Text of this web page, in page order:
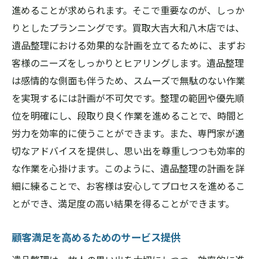
進めることが求められます。そこで重要なのが、しっか
りとしたプランニングです。買取大吉大和八木店では、
遺品整理における効果的な計画を立てるために、まずお
客様のニーズをしっかりとヒアリングします。遺品整理
は感情的な側面も伴うため、スムーズで無駄のない作業
を実現するには計画が不可欠です。整理の範囲や優先順
位を明確にし、段取り良く作業を進めることで、時間と
労力を効率的に使うことができます。また、専門家が適
切なアドバイスを提供し、思い出を尊重しつつも効率的
な作業を心掛けます。このように、遺品整理の計画を詳
細に練ることで、お客様は安心してプロセスを進めるこ
とができ、満足度の高い結果を得ることができます。
顧客満足を高めるためのサービス提供